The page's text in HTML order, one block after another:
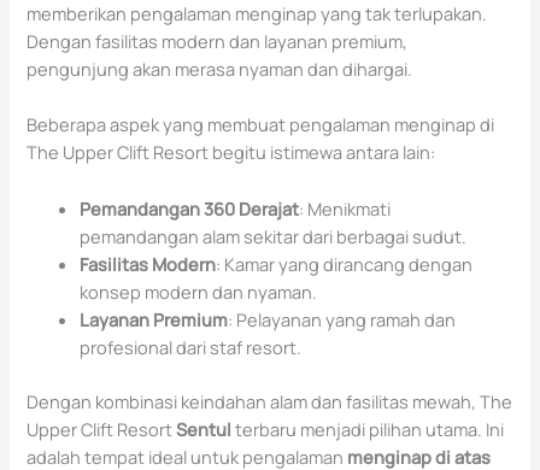
memberikan pengalaman menginap yang tak terlupakan.
Dengan fasilitas modern dan layanan premium,
pengunjung akan merasa nyaman dan dihargai.
Beberapa aspek yang membuat pengalaman menginap di
The Upper Clift Resort begitu istimewa antara lain:
Pemandangan 360 Derajat: Menikmati
pemandangan alam sekitar dari berbagai sudut.
Fasilitas Modern: Kamar yang dirancang dengan
konsep modern dan nyaman.
Layanan Premium: Pelayanan yang ramah dan
profesional dari staf resort.
Dengan kombinasi keindahan alam dan fasilitas mewah, The
Upper Clift ResortSentul terbaru menjadi pilihan utama. Ini
adalah tempat ideal untuk pengalaman menginap di atas